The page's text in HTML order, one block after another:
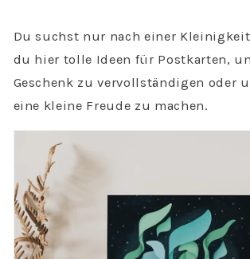
Du suchst nur nach einer
du hier tolle Ideen für Postkarten,
Geschenk zu vervollständigen oder
eine kleine Freude zu machen.